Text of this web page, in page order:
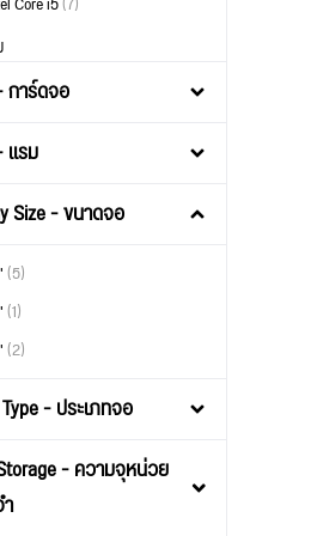
การ์ดจอ
แรม
Size - ขนาดจอ
(5)
(1)
(2)
- ประเภทจอ
- ความจุหน่วย